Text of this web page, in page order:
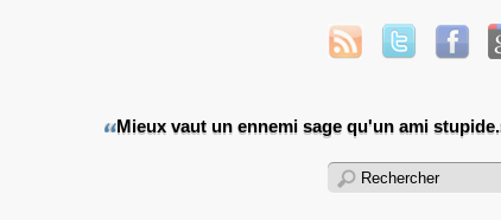
Mieux vaut un ennemi sage qu'un ami stupide.